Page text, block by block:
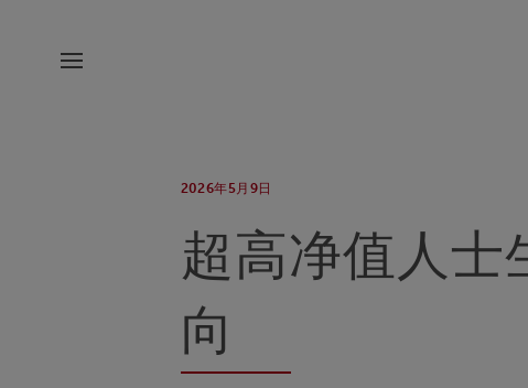
2026年5月9日
超高净值人士
向